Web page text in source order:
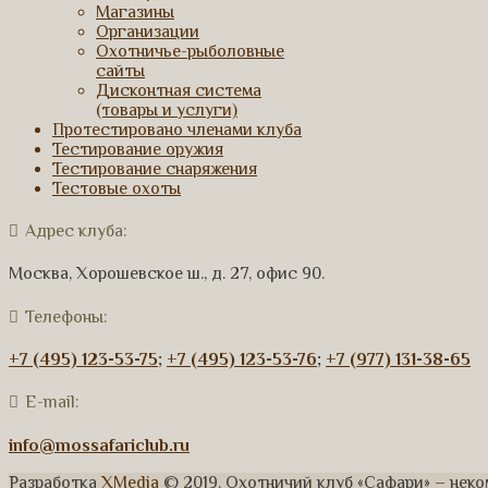
Магазины
Организации
Охотничье-рыболовные
сайты
Дисконтная система
(товары и услуги)
Протестировано членами клуба
Тестирование оружия
Тестирование снаряжения
Тестовые охоты
Адрес клуба:
Москва, Хорошевское ш., д. 27, офис 90.
Телефоны:
+7 (495) 123-53-75; +7 (495) 123-53-76; +7 (977) 131-38-65
E-mail:
info@mossafariclub.ru
Разработка XMedia © 2019. Охотничий клуб «Сафари» –